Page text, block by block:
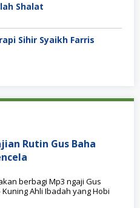
Shalat
Sihir Syaikh Farris
Rutin Gus Baha
berbagi Mp3 ngaji Gus
Ahli Ibadah yang Hobi